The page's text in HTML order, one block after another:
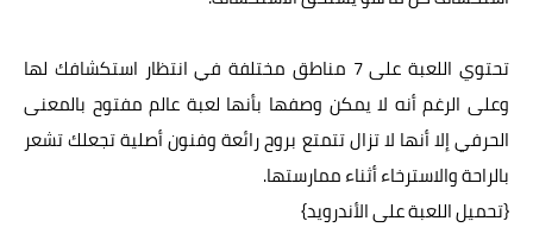
تحتوي اللعبة على 7 مناطق مختلفة في انتظار استكشافك لها
وعلى الرغم أنه لا يمكن وصفها بأنها لعبة عالم مفتوح بالمعنى
الحرفي إلا أنها لا تزال تتمتع بروح رائعة وفنون أصلية تجعلك تشعر
بالراحة والاسترخاء أثناء ممارستها.
{تحميل اللعبة على الأندرويد}